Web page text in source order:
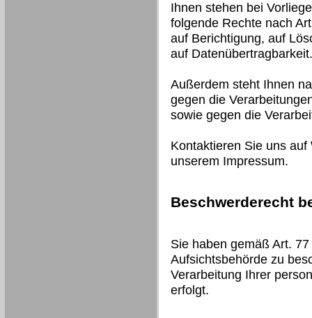
Ihnen stehen bei
folgende Rechte nach
auf Berichtigung, auf
auf Datenübertragbarkeit.
Außerdem steht Ihnen
gegen die
sowie gegen die
Kontaktieren Sie uns
unserem Impressum.
Beschwerderecht
Sie haben gemäß Art.
Aufsichtsbehörde zu
Verarbeitung Ihrer
erfolgt.